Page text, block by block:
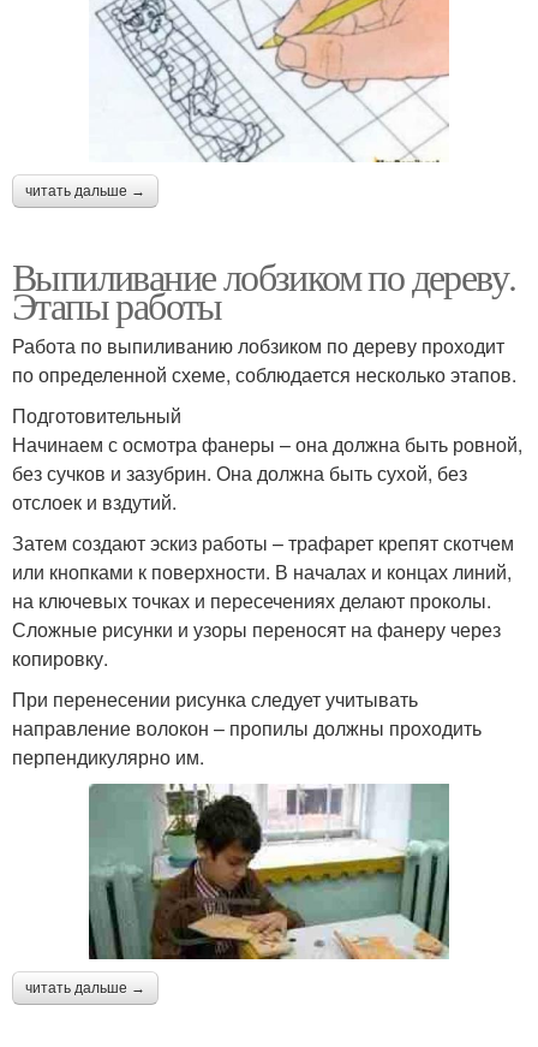
читать дальше →
Выпиливание лобзиком по дереву.
Этапы работы
Работа по выпиливанию лобзиком по дереву проходит
по определенной схеме, соблюдается несколько этапов.
Подготовительный
Начинаем с осмотра фанеры – она должна быть ровной,
без сучков и зазубрин. Она должна быть сухой, без
отслоек и вздутий.
Затем создают эскиз работы – трафарет крепят скотчем
или кнопками к поверхности. В началах и концах линий,
на ключевых точках и пересечениях делают проколы.
Сложные рисунки и узоры переносят на фанеру через
копировку.
При перенесении рисунка следует учитывать
направление волокон – пропилы должны проходить
перпендикулярно им.
читать дальше →